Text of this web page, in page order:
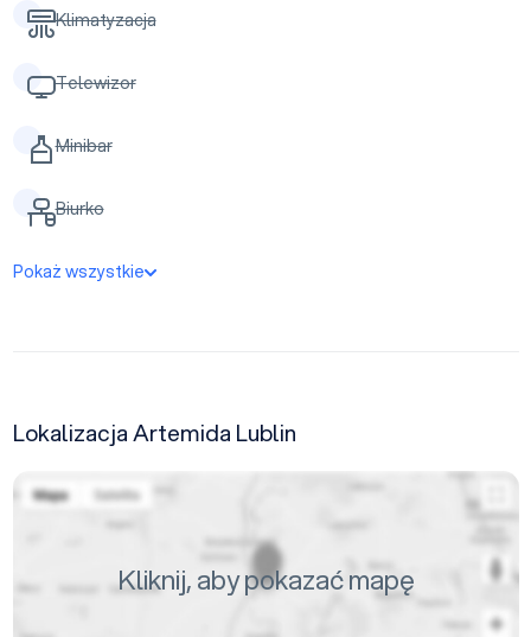
Klimatyzacja
Telewizor
Minibar
Biurko
Pokaż wszystkie
Lokalizacja Artemida Lublin
Kliknij, aby pokazać mapę